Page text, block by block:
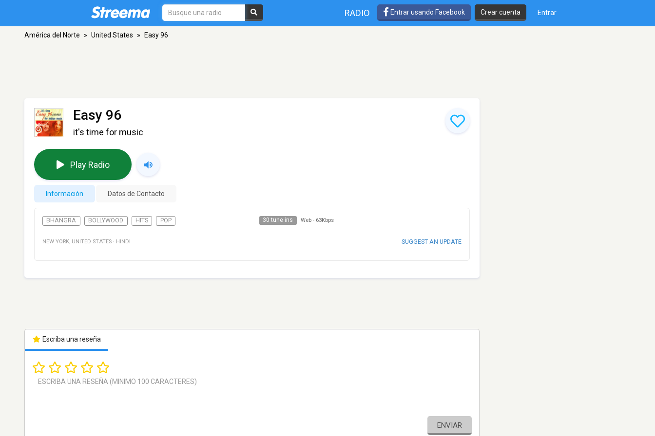
RADIO Entrar usando Facebook Crear cuenta Entrar
América del Norte » United States » Easy 96
Easy 96
it's time for music
Play Radio
Información Datos de Contacto
BHANGRA BOLLYWOOD HITS POP 30 tune ins Web - 63Kbps
NEW YORK, UNITED STATES · HINDI SUGGEST AN UPDATE
Escriba una reseña
ENVIAR